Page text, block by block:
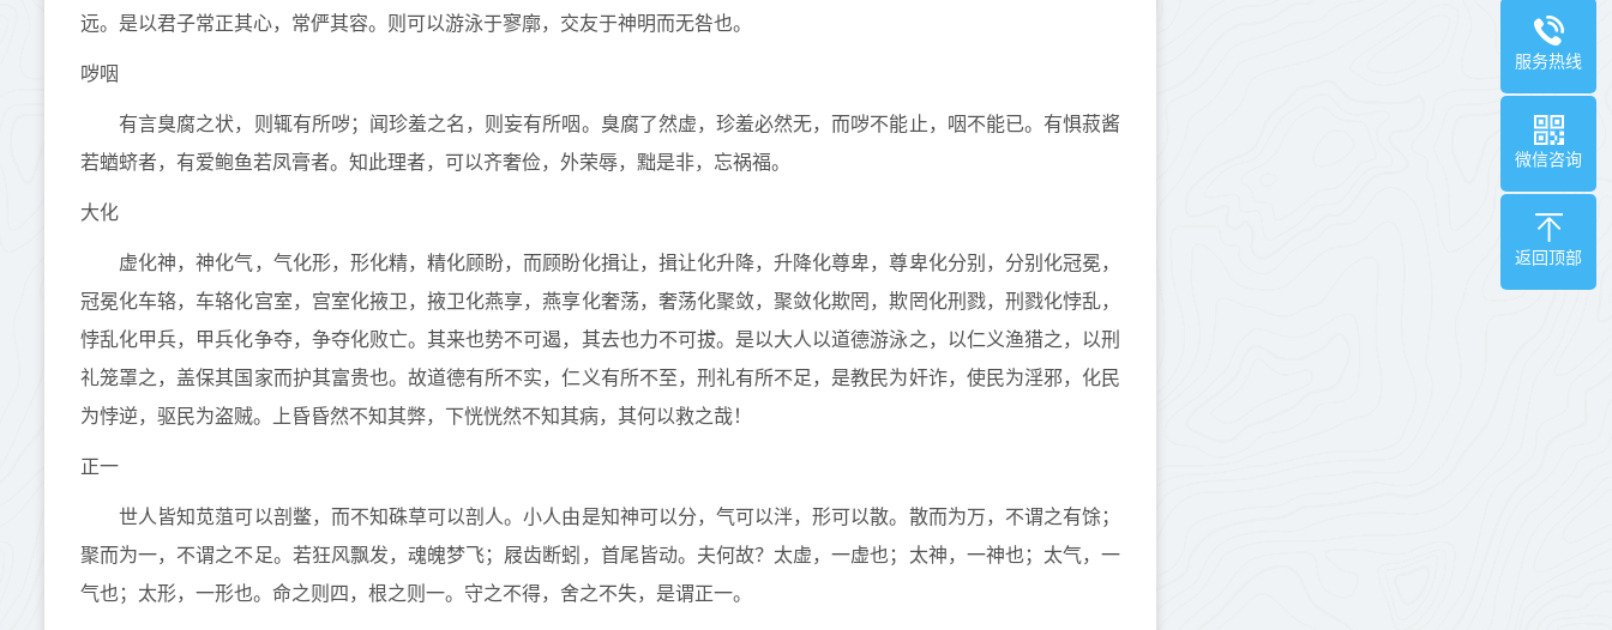
远。是以君子常正其心，常俨其容。则可以游泳于寥廓，交友于神明而无咎也。
哕咽
有言臭腐之状，则辄有所哕；闻珍羞之名，则妄有所咽。臭腐了然虚，珍羞必然无，而哕不能止，咽不能已。有惧菽酱
若蝤蛴者，有爱鲍鱼若凤膏者。知此理者，可以齐奢俭，外荣辱，黜是非，忘祸福。
大化
虚化神，神化气，气化形，形化精，精化顾盼，而顾盼化揖让，揖让化升降，升降化尊卑，尊卑化分别，分别化冠冕，
冠冕化车辂，车辂化宫室，宫室化掖卫，掖卫化燕享，燕享化奢荡，奢荡化聚敛，聚敛化欺罔，欺罔化刑戮，刑戮化悖乱，
悖乱化甲兵，甲兵化争夺，争夺化败亡。其来也势不可遏，其去也力不可拔。是以大人以道德游泳之，以仁义渔猎之，以刑
礼笼罩之，盖保其国家而护其富贵也。故道德有所不实，仁义有所不至，刑礼有所不足，是教民为奸诈，使民为淫邪，化民
为悖逆，驱民为盗贼。上昏昏然不知其弊，下恍恍然不知其病，其何以救之哉！
正一
世人皆知苋菹可以剖鳖，而不知硃草可以剖人。小人由是知神可以分，气可以泮，形可以散。散而为万，不谓之有馀；
聚而为一，不谓之不足。若狂风飘发，魂魄梦飞；屐齿断蚓，首尾皆动。夫何故？太虚，一虚也；太神，一神也；太气，一
气也；太形，一形也。命之则四，根之则一。守之不得，舍之不失，是谓正一。
服务热线
微信咨询
返回顶部